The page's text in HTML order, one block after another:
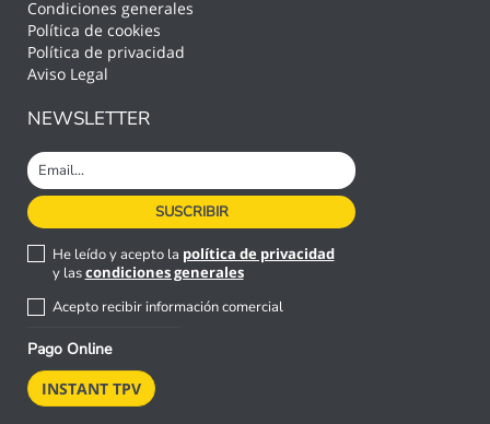
Condiciones generales
Política de cookies
Política de privacidad
Aviso Legal
NEWSLETTER
He leído y acepto la política de privacidad
y lascondiciones generales
Acepto recibir información comercial
Pago Online
INSTANT TPV